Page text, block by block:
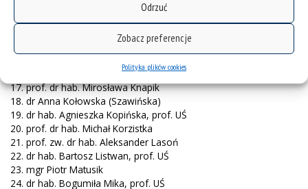
Odrzuć
Zobacz preferencje
Polityka plików cookies
12. dr hab. Jacek Hamela, prof. UŚ
13. dr Agata Hołdyk, prof. UŚ
16. dr hab. Anna Kijanowska, prof. UŚ
17. prof. dr hab. Mirosława Knapik
18. dr Anna Kołowska (Szawińska)
19. dr hab. Agnieszka Kopińska, prof. UŚ
20. prof. dr hab. Michał Korzistka
21. prof. zw. dr hab. Aleksander Lasoń
22. dr hab. Bartosz Listwan, prof. UŚ
23. mgr Piotr Matusik
24. dr hab. Bogumiła Mika, prof. UŚ